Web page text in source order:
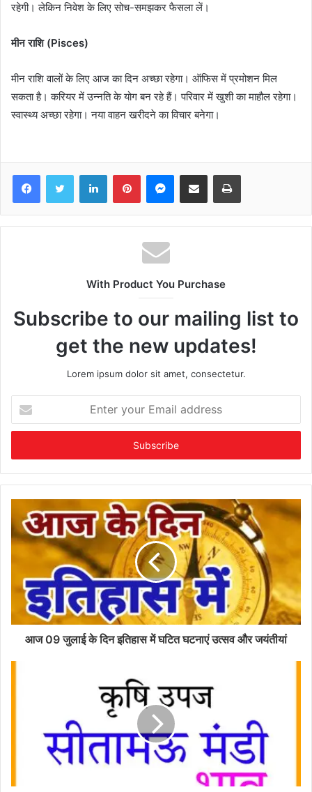
रहेगी। लेकिन निवेश के लिए सोच-समझकर फैसला लें।
मीन राशि (Pisces)
मीन राशि वालों के लिए आज का दिन अच्छा रहेगा। ऑफिस में प्रमोशन मिल
सकता है। करियर में उन्नति के योग बन रहे हैं। परिवार में खुशी का माहौल रहेगा।
स्वास्थ्य अच्छा रहेगा। नया वाहन खरीदने का विचार बनेगा।
FacebookTwitter LinkedInPinterestMessenger
Share via Email Print
With Product You Purchase
Subscribe to our mailing list to
get the new updates!
Lorem ipsum dolor sit amet, consectetur.
your
Email
आज 09 जुलाई के दिन इतिहास में घटित घटनाएं उत्सव और जयंतीयां